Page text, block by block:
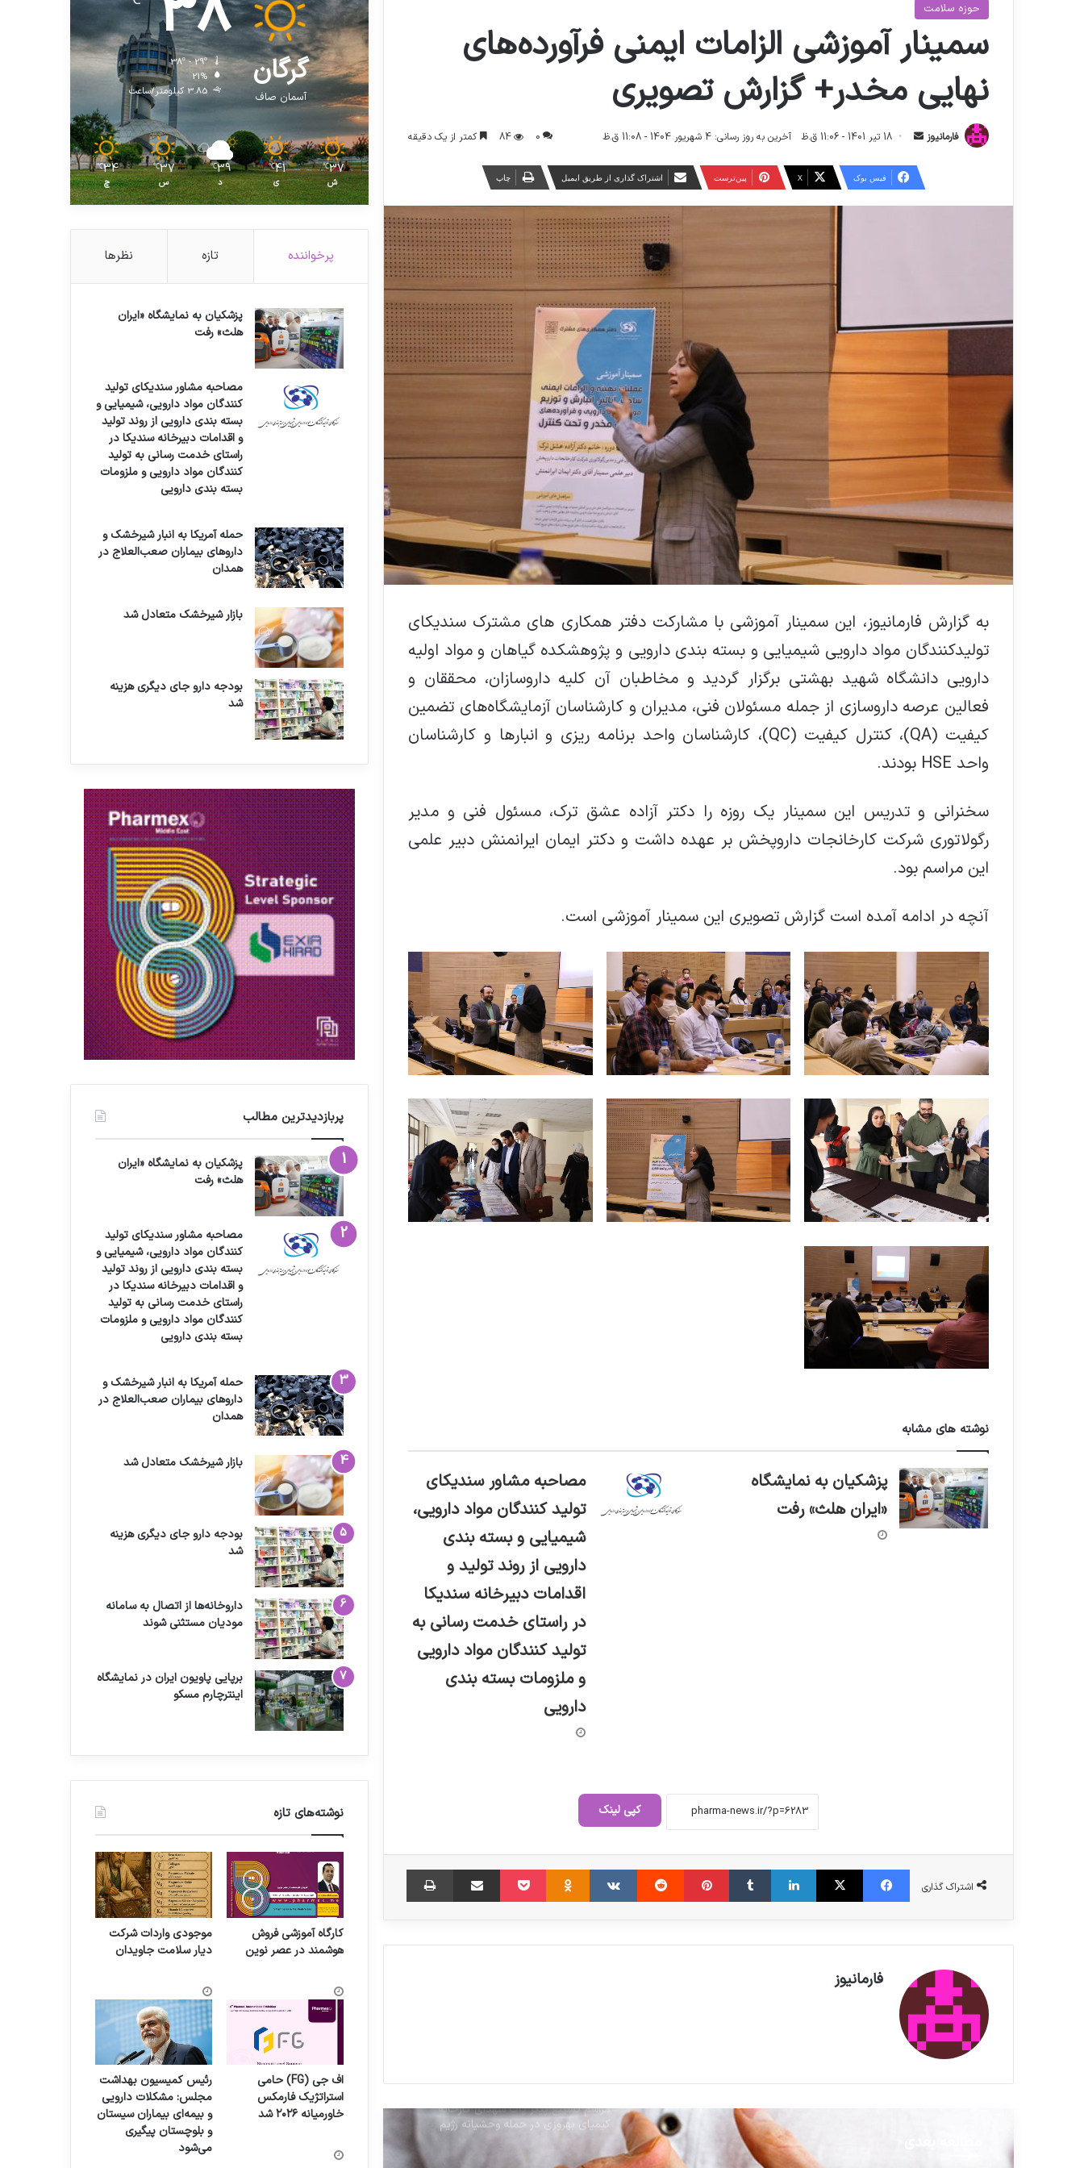
حوزه سلامت
سمینار آموزشی الزامات ایمنی فرآورده‌های
نهایی مخدر+ گزارش تصویری
فارمانیوز
س
18 تیر 1401 - 11:06 ق.ظ آخرین به روز رسانی: 4 شهریور 1404 - 11:08 ق.ظ 0
84 کمتر از یک دقیقه
فیس بوک X ‫پین‌ترست اشتراک گذاری از طریق ایمیل چاپ
به گزارش فارمانیوز، این سمینار آموزشی با مشارکت دفتر همکاری های مشترک سندیکای
تولیدکنندگان مواد دارویی شیمیایی و بسته بندی دارویی و پژوهشکده گیاهان و مواد اولیه
دارویی دانشگاه شهید بهشتی برگزار گردید و مخاطبان آن کلیه داروسازان، محققان و
فعالین عرصه داروسازی از جمله مسئولان فنی، مدیران و کارشناسان آزمایشگاه‌های تضمین
کیفیت (QA)، کنترل کیفیت (QC)، کارشناسان واحد برنامه ریزی و انبارها و کارشناسان
واحد HSE بودند.
سخنرانی و تدریس این سمینار یک روزه را دکتر آزاده عشق ترک، مسئول فنی و مدیر
رگولاتوری شرکت کارخانجات داروپخش بر عهده داشت و دکتر ایمان ایرانمنش دبیر علمی
این مراسم بود.
آنچه در ادامه آمده است گزارش تصویری این سمینار آموزشی است.
نوشته های مشابه
پزشکیان به نمایشگاه
«ایران هلث» رفت
مصاحبه مشاور سندیکای
تولید کنندگان مواد دارویی،
شیمیایی و بسته بندی
دارویی از روند تولید و
اقدامات دبیرخانه سندیکا
در راستای خدمت رسانی به
تولید کنندگان مواد دارویی
و ملزومات بسته بندی
دارویی
کپی لینک
اشتراک گذاری
فیس بوک X لینکدین ‫تامبلر ‫پین‌ترست ‫رددیت ‫VKontakte
‫Odnoklassniki پاکت اشتراک گذاری از طریق ایمیل
فارمانیوز
هشدار سازمان غذا و دارو
بر نوسازی تجهیزات آزمایشگاهی
هشدار سازمان غذا و دارو
گرگان
آسمان صاف
38º - 29º
21%
3.85 کیلومتر/ساعت
37
℃
ش
41
℃
ی
39
℃
د
37
℃
س
34
℃
چ
پرخواننده تازه نظرها
پزشکیان به نمایشگاه «ایران
هلث» رفت
مصاحبه مشاور سندیکای تولید
کنندگان مواد دارویی، شیمیایی و
بسته بندی دارویی از روند تولید
و اقدامات دبیرخانه سندیکا در
راستای خدمت رسانی به تولید
کنندگان مواد دارویی و ملزومات
بسته بندی دارویی
حمله آمریکا به انبار شیرخشک و
داروهای بیماران صعب‌العلاج در
همدان
بازار شیرخشک متعادل شد
بودجه دارو جای دیگری هزینه
شد
پربازدیدترین مطالب
پزشکیان به نمایشگاه «ایران
هلث» رفت
مصاحبه مشاور سندیکای تولید
کنندگان مواد دارویی، شیمیایی و
بسته بندی دارویی از روند تولید
و اقدامات دبیرخانه سندیکا در
راستای خدمت رسانی به تولید
کنندگان مواد دارویی و ملزومات
بسته بندی دارویی
حمله آمریکا به انبار شیرخشک و
داروهای بیماران صعب‌العلاج در
همدان
بازار شیرخشک متعادل شد
بودجه دارو جای دیگری هزینه
شد
داروخانه‌ها از اتصال به سامانه
مودیان مستثنی شوند
برپایی پاویون ایران در نمایشگاه
اینترچارم مسکو
نوشته‌های تازه
کارگاه آموزشی فروش
هوشمند در عصر نوین
موجودی واردات شرکت
دیار سلامت جاویدان
اف جی (FG) حامی
استراتژیک فارمکس
خاورمیانه ۲۰۲۶ شد
رئیس کمیسیون بهداشت
مجلس: مشکلات دارویی
و بیمه‌ای بیماران سیستان
و بلوچستان پیگیری
می‌شود